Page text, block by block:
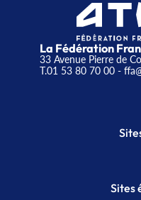
La Fédération
33 Avenue Pierre de
T.01 53 80 70 00-
Sites